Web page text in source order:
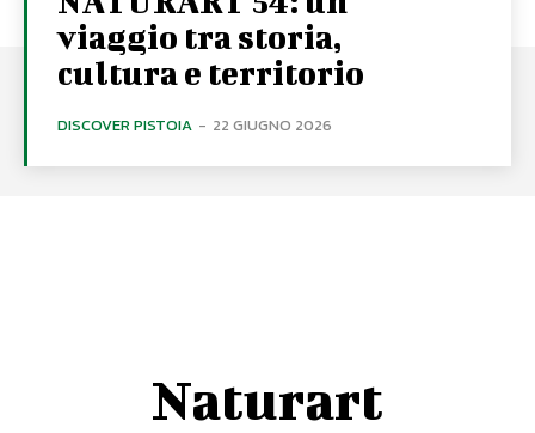
viaggio tra storia,
cultura e territorio
DISCOVER PISTOIA - 22 GIUGNO 2026
Naturart